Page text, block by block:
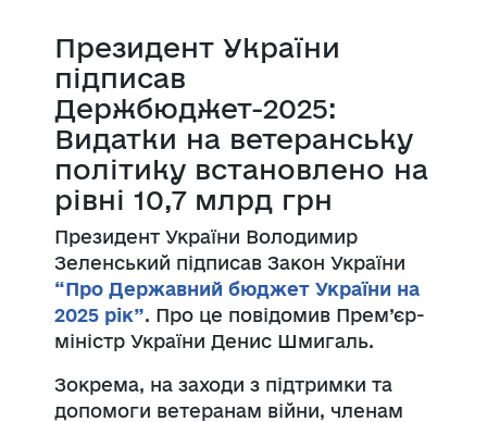
Президент України
підписав
Держбюджет-2025:
Видатки на ветеранську
політику встановлено на
рівні 10,7 млрд грн
Президент України Володимир
Зеленський підписав Закон України
“Про Державний бюджет України на
2025 рік”. Про це повідомив Прем’єр-
міністр України Денис Шмигаль.
Зокрема, на заходи з підтримки та
допомоги ветеранам війни, членам